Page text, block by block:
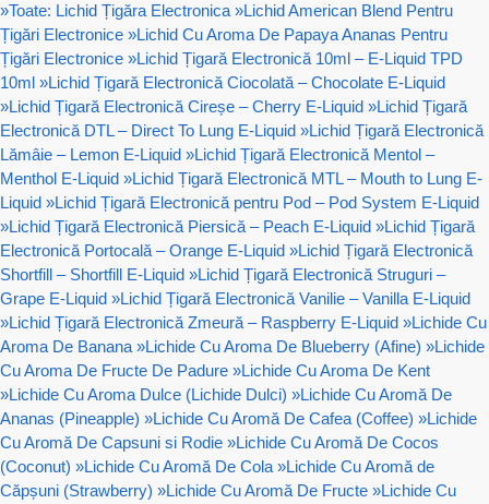
»Toate: Lichid Țigăra Electronica »Lichid American Blend Pentru
Țigări Electronice »Lichid Cu Aroma De Papaya Ananas Pentru
Țigări Electronice »Lichid Țigară Electronică 10ml – E-Liquid TPD
10ml »Lichid Țigară Electronică Ciocolată – Chocolate E-Liquid
»Lichid Țigară Electronică Cireșe – Cherry E-Liquid »Lichid Țigară
Electronică DTL – Direct To Lung E-Liquid »Lichid Țigară Electronică
Lămâie – Lemon E-Liquid »Lichid Țigară Electronică Mentol –
Menthol E-Liquid »Lichid Țigară Electronică MTL – Mouth to Lung E-
Liquid »Lichid Țigară Electronică pentru Pod – Pod System E-Liquid
»Lichid Țigară Electronică Piersică – Peach E-Liquid »Lichid Țigară
Electronică Portocală – Orange E-Liquid »Lichid Țigară Electronică
Shortfill – Shortfill E-Liquid »Lichid Țigară Electronică Struguri –
Grape E-Liquid »Lichid Țigară Electronică Vanilie – Vanilla E-Liquid
»Lichid Țigară Electronică Zmeură – Raspberry E-Liquid »Lichide Cu
Aroma De Banana »Lichide Cu Aroma De Blueberry (Afine) »Lichide
Cu Aroma De Fructe De Padure »Lichide Cu Aroma De Kent
»Lichide Cu Aroma Dulce (Lichide Dulci) »Lichide Cu Aromă De
Ananas (Pineapple) »Lichide Cu Aromă De Cafea (Coffee) »Lichide
Cu Aromă De Capsuni si Rodie »Lichide Cu Aromă De Cocos
(Coconut) »Lichide Cu Aromă De Cola »Lichide Cu Aromă de
Căpșuni (Strawberry) »Lichide Cu Aromă De Fructe »Lichide Cu